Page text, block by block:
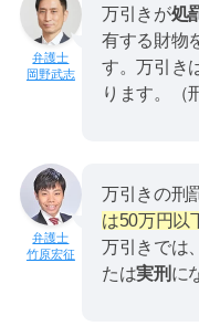
岡野武志
万引きが処
有する財物
す。万引き
ります。（
竹原宏征
万引きの刑
は50万円以
万引きでは
たは実刑 に